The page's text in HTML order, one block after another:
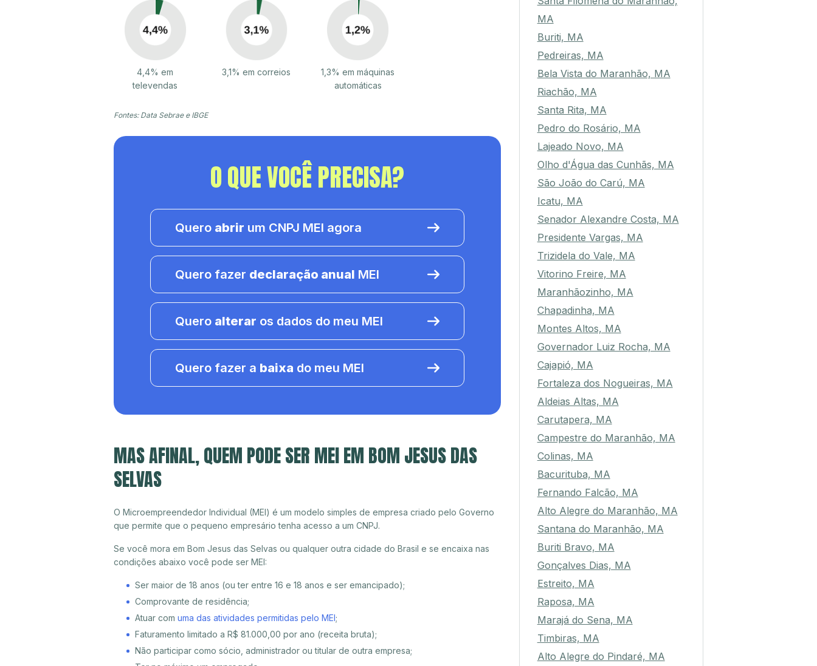
4,4% em
televendas
3,1% em correios
1,3% em máquinas
automáticas
Fontes: Data Sebrae e IBGE
O QUE VOCÊ PRECISA?
Quero abrir um CNPJ MEI agora
Quero fazer declaração anual MEI
Quero alterar os dados do meu MEI
Quero fazer a baixa do meu MEI
MAS AFINAL, QUEM PODE SER MEI EM BOM JESUS DAS
SELVAS
O Microempreendedor Individual (MEI) é um modelo simples de empresa criado pelo Governo
que permite que o pequeno empresário tenha acesso a um CNPJ.
Se você mora em Bom Jesus das Selvas ou qualquer outra cidade do Brasil e se encaixa nas
condições abaixo você pode ser MEI:
Ser maior de 18 anos (ou ter entre 16 e 18 anos e ser emancipado);
Comprovante de residência;
Atuar com uma das atividades permitidas pelo MEI;
Faturamento limitado a R$ 81.000,00 por ano (receita bruta);
Não participar como sócio, administrador ou titular de outra empresa;
MA
Buriti, MA
Pedreiras, MA
Bela Vista do Maranhão, MA
Riachão, MA
Santa Rita, MA
Pedro do Rosário, MA
Lajeado Novo, MA
Olho d'Água das Cunhãs, MA
São João do Carú, MA
Icatu, MA
Senador Alexandre Costa, MA
Presidente Vargas, MA
Trizidela do Vale, MA
Vitorino Freire, MA
Maranhãozinho, MA
Chapadinha, MA
Montes Altos, MA
Governador Luiz Rocha, MA
Cajapió, MA
Fortaleza dos Nogueiras, MA
Aldeias Altas, MA
Carutapera, MA
Campestre do Maranhão, MA
Colinas, MA
Bacurituba, MA
Fernando Falcão, MA
Alto Alegre do Maranhão, MA
Santana do Maranhão, MA
Buriti Bravo, MA
Gonçalves Dias, MA
Estreito, MA
Raposa, MA
Marajá do Sena, MA
Timbiras, MA
Alto Alegre do Pindaré, MA